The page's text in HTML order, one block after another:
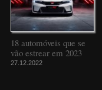
18 automóveis que se
vão estrear em 2023
27.12.2022